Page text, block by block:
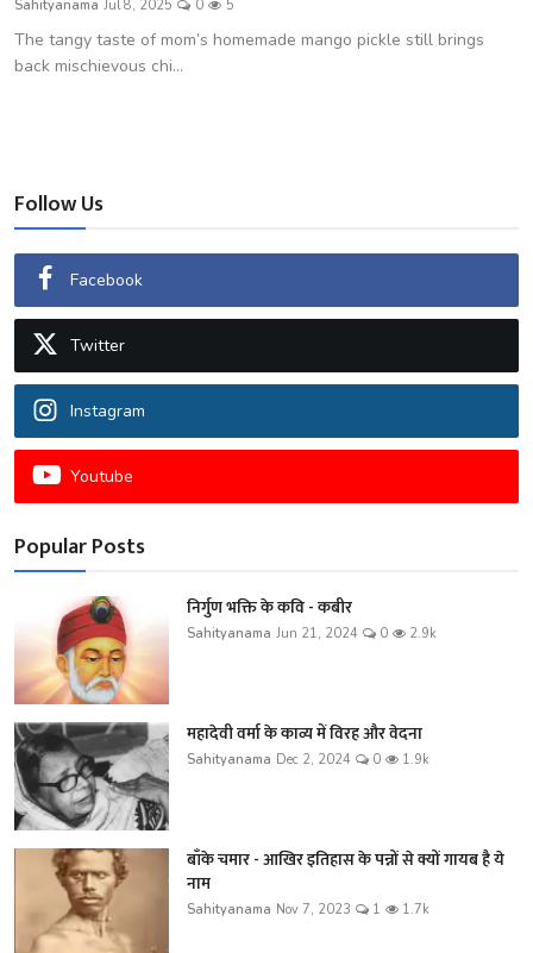
शख्सियत
धरोहर
उपन्यास
सिनेमा
शायरी
ग़ज़ल
Sahityanama Jul 8, 2025 0 5
The tangy taste of mom’s homemade mango pickle still brings
back mischievous chi...
Follow Us
Facebook
Twitter
Instagram
Youtube
Popular Posts
निर्गुण भक्ति के कवि - कबीर
Sahityanama Jun 21, 2024 0 2.9k
महादेवी वर्मा के काव्य में विरह और वेदना
Sahityanama Dec 2, 2024 0 1.9k
बाँके चमार - आखिर इतिहास के पन्नों से क्यों गायब है ये
नाम
Sahityanama Nov 7, 2023 1 1.7k